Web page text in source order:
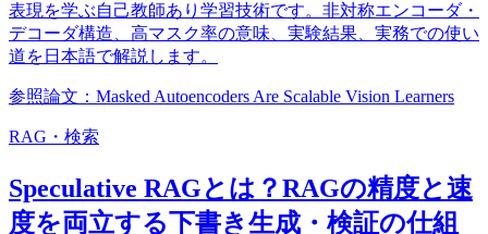
表現を学ぶ自己教師あり学習技術です。非対称エンコーダ・
デコーダ構造、高マスク率の意味、実験結果、実務での使い
道を日本語で解説します。
参照論文：Masked Autoencoders Are Scalable Vision Learners
RAG・検索
Speculative RAGとは？RAGの精度と速
度を両立する下書き生成・検証の仕組